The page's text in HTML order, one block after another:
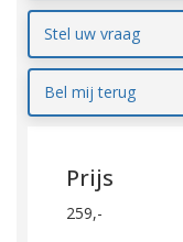
Stel uw vraag
Bel mij terug
Prijs
259,-